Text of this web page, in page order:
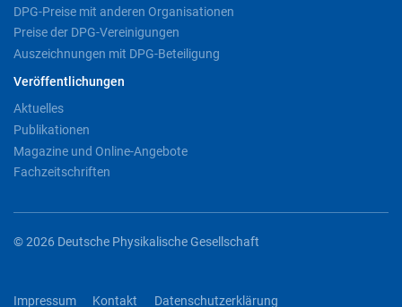
DPG-Preise mit anderen Organisationen
Preise der DPG-Vereinigungen
Auszeichnungen mit DPG-Beteiligung
Veröffentlichungen
Aktuelles
Publikationen
Magazine und Online-Angebote
Fachzeitschriften
© 2026 Deutsche Physikalische Gesellschaft
Impressum Kontakt Datenschutzerklärung